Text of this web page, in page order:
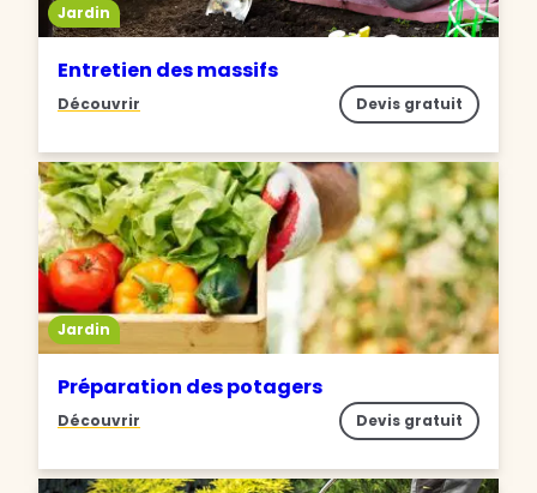
Jardin
Entretien des massifs
Découvrir Devis gratuit
Jardin
Préparation des potagers
Découvrir Devis gratuit